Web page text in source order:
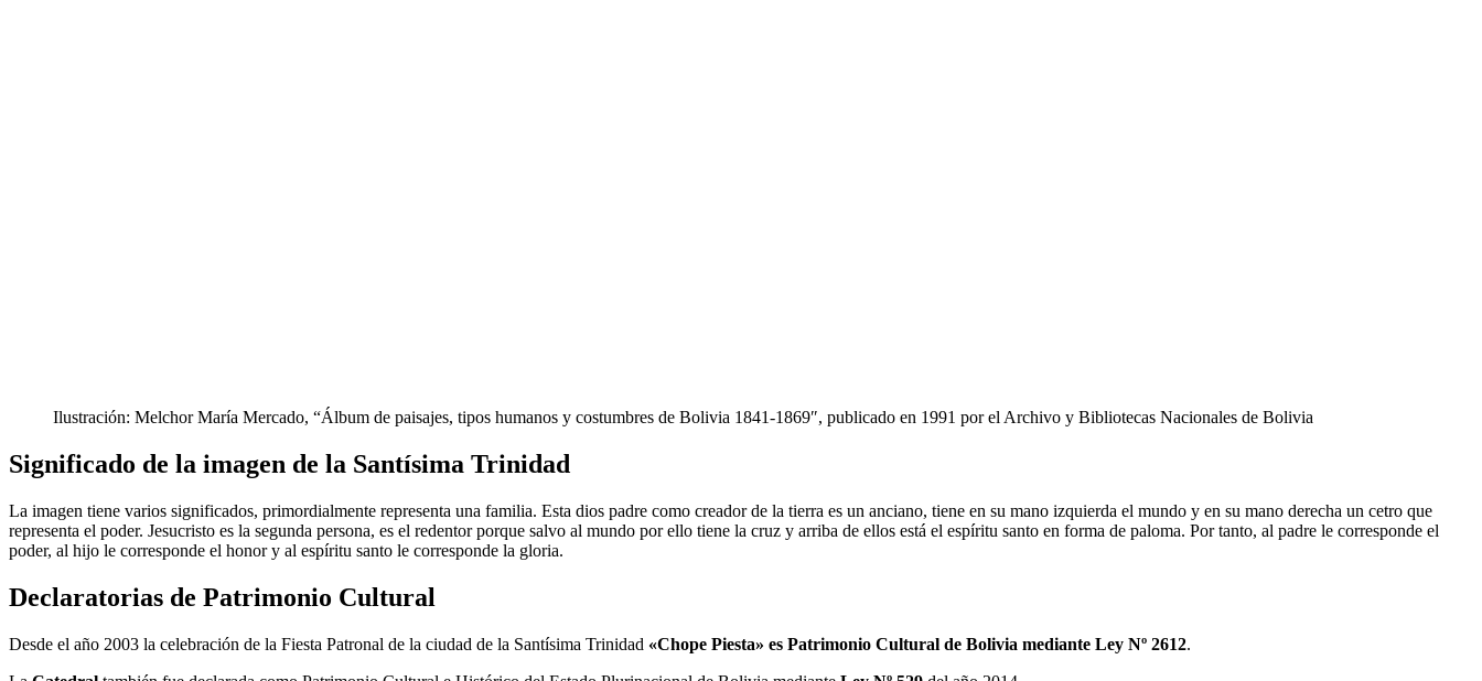
Ilustración: Melchor María Mercado, “Álbum de paisajes, tipos humanos y costumbres de Bolivia 1841-1869″, publicado en 1991 por el Archivo y Bibliotecas Nacionales de Bolivia
Significado de la imagen de la Santísima Trinidad
La imagen tiene varios significados, primordialmente representa una familia. Esta dios padre como creador de la tierra es un anciano, tiene en su mano izquierda el mundo y en su mano derecha un cetro que
representa el poder. Jesucristo es la segunda persona, es el redentor porque salvo al mundo por ello tiene la cruz y arriba de ellos está el espíritu santo en forma de paloma. Por tanto, al padre le corresponde el
poder, al hijo le corresponde el honor y al espíritu santo le corresponde la gloria.
Declaratorias de Patrimonio Cultural
Desde el año 2003 la celebración de la Fiesta Patronal de la ciudad de la Santísima Trinidad «Chope Piesta» es Patrimonio Cultural de Bolivia mediante Ley Nº 2612.